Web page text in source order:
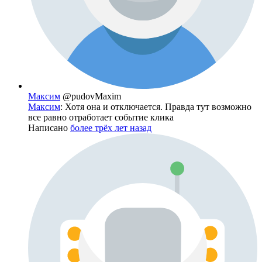
Максим @pudovMaxim
Максим: Хотя она и отключается. Правда тут возможно
все равно отработает событие клика
Написано более трёх лет назад